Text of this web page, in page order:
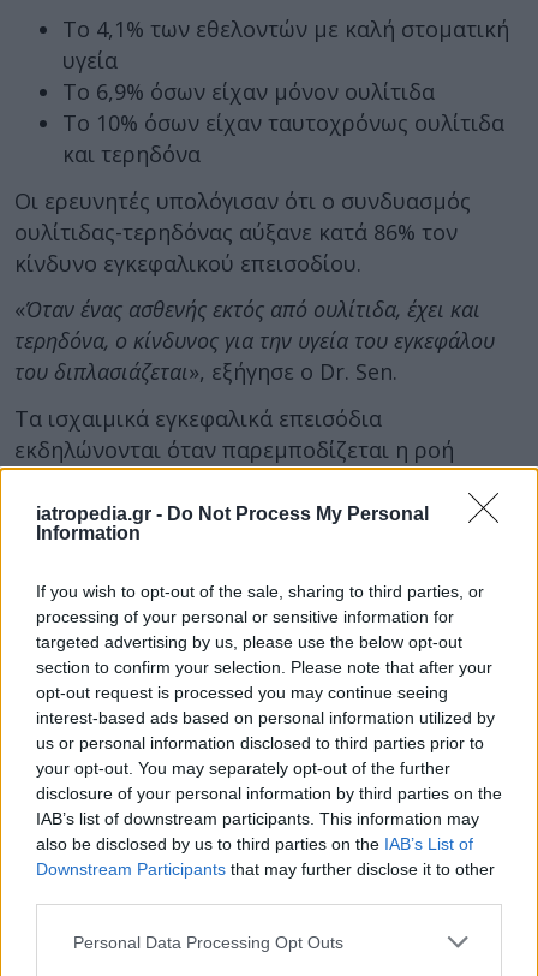
iatropedia.gr - Do Not Process My Personal
Information
If you wish to opt-out of the sale, sharing to third parties, or
processing of your personal or sensitive information for
targeted advertising by us, please use the below opt-out
section to confirm your selection. Please note that after your
opt-out request is processed you may continue seeing
interest-based ads based on personal information utilized by
us or personal information disclosed to third parties prior to
your opt-out. You may separately opt-out of the further
disclosure of your personal information by third parties on the
IAB’s list of downstream participants. This information may
also be disclosed by us to third parties on the IAB’s List of
Downstream Participants that may further disclose it to other
Personal Data Processing Opt Outs
Το 4,1% των εθελοντών με καλή στοματική
υγεία
Το 6,9% όσων είχαν μόνον ουλίτιδα
Το 10% όσων είχαν ταυτοχρόνως ουλίτιδα
και τερηδόνα
Οι ερευνητές υπολόγισαν ότι o συνδυασμός
ουλίτιδας-τερηδόνας αύξανε κατά 86% τον
κίνδυνο εγκεφαλικού επεισοδίου.
«Όταν ένας ασθενής εκτός από ουλίτιδα, έχει και
τερηδόνα, ο κίνδυνος για την υγεία του εγκεφάλου
του διπλασιάζεται», εξήγησε ο Dr. Sen.
Τα ισχαιμικά εγκεφαλικά επεισόδια
εκδηλώνονται όταν παρεμποδίζεται η ροή
οφείλεται σε θρόμβο αίματος ή σε κάποιο
έμβολο που αποφράσσει μία από τις αρτηρίες
Σωτήρια η καλή στοματική υγιεινή
Τα καλά νέα, σύμφωνα με τις δύο μελέτες, είναι
ότι η καλή στοματική υγιεινήμπορεί να κάνει
τη διαφοράστην υγεία του εγκεφάλου.
Οι εθελοντές που βούρτσιζαν και καθάριζαν
καθημερινά με οδοντικό νήμα τα δόντια τους,
διέτρεχαν κατά 81% μικρότερο κίνδυνο
εγκεφαλικού επεισοδίου. Οι εθελοντές αυτοί
πήγαιναν επίσης τακτικά στον οδοντίατρο για
προληπτικό έλεγχο και καθαρισμό (συνιστάται